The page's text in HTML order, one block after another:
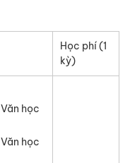
Học phí (1
kỳ)
học
học